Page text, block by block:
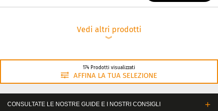
Vedi altri prodotti
︾
174 Prodotti visualizzati
AFFINA LA TUA SELEZIONE
CONSULTATE LE NOSTRE GUIDE E I NOSTRI CONSIGLI